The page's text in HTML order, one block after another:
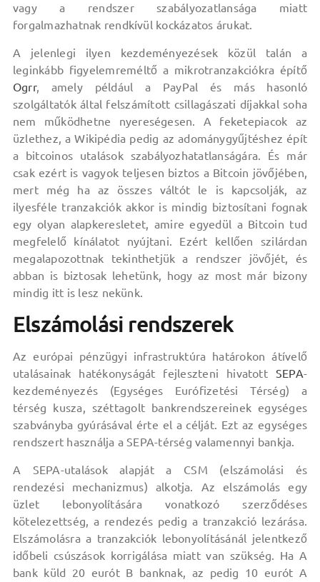
vagy a rendszer szabályozatlansága miatt
forgalmazhatnak rendkívül kockázatos árukat.
A jelenlegi ilyen kezdeményezések közül talán a
leginkább figyelemreméltő a mikrotranzakciókra építő
Ogrr, amely például a PayPal és más hasonló
szolgáltatók által felszámított csillagászati díjakkal soha
nem működhetne nyereségesen. A feketepiacok az
üzlethez, a Wikipédia pedig az adománygyűjtéshez épít
a bitcoinos utalások szabályozhatatlanságára. És már
csak ezért is vagyok teljesen biztos a Bitcoin jövőjében,
mert még ha az összes váltót le is kapcsolják, az
ilyesféle tranzakciók akkor is mindig biztosítani fognak
egy olyan alapkeresletet, amire egyedül a Bitcoin tud
megfelelő kínálatot nyújtani. Ezért kellően szilárdan
megalapozottnak tekinthetjük a rendszer jövőjét, és
abban is biztosak lehetünk, hogy az most már bizony
mindig itt is lesz nekünk.
Elszámolási rendszerek
Az európai pénzügyi infrastruktúra határokon átívelő
utalásainak hatékonyságát fejleszteni hivatott SEPA-
kezdeményezés (Egységes Eurófizetési Térség) a
térség kusza, széttagolt bankrendszereinek egységes
szabványba gyúrásával érte el a célját. Ezt az egységes
rendszert használja a SEPA-térség valamennyi bankja.
A SEPA-utalások alapját a CSM (elszámolási és
rendezési mechanizmus) alkotja. Az elszámolás egy
üzlet lebonyolítására vonatkozó szerződéses
kötelezettség, a rendezés pedig a tranzakció lezárása.
Elszámolásra a tranzakciók lebonyolításánál jelentkező
időbeli csúszások korrigálása miatt van szükség. Ha A
bank küld 20 eurót B banknak, az pedig 10 eurót A